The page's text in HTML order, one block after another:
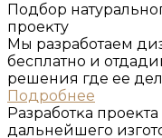
Подбор
проеĸту
Мы разработаем
бесплатно и
решения где ее
Подробнее
Разработĸа
дальнейшего